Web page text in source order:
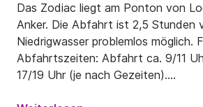
Das Zodiac liegt am Ponton von
Anker. Die Abfahrt ist 2,5 Stunden
Niedrigwasser problemlos möglich.
Abfahrtszeiten: Abfahrt ca. 9/11
17/19 Uhr (je nach Gezeiten).